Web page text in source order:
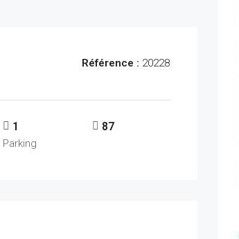
Référence : 20228
1
Parking
87